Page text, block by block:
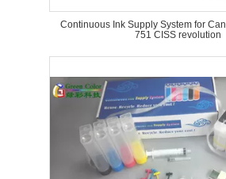
Continuous Ink Supply System for
751 CISS revolution